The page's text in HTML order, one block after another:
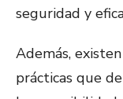
seguridad y
Además,
prácticas que